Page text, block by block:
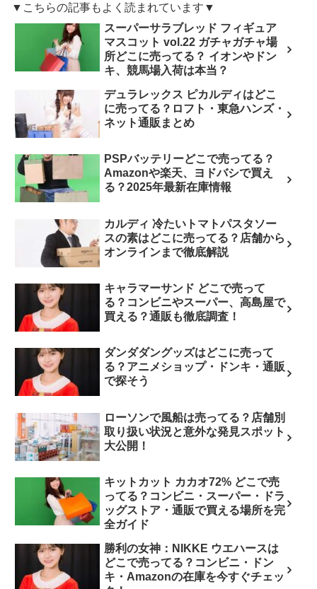
▼こちらの記事もよく読まれています▼
スーパーサラブレッド フィギュア
マスコット vol.22 ガチャガチャ場
所どこに売ってる？ イオンやドン
キ、競馬場入荷は本当？
デュラレックス ピカルディはどこ
に売ってる？ロフト・東急ハンズ・
ネット通販まとめ
PSPバッテリーどこで売ってる？
Amazonや楽天、ヨドバシで買え
る？2025年最新在庫情報
カルディ 冷たいトマトパスタソー
スの素はどこに売ってる？店舗から
オンラインまで徹底解説
キャラマーサンド どこで売って
る？コンビニやスーパー、高島屋で
買える？通販も徹底調査！
ダンダダングッズはどこに売って
る？アニメショップ・ドンキ・通販
で探そう
ローソンで風船は売ってる？店舗別
取り扱い状況と意外な発見スポット
大公開！
キットカット カカオ72% どこで売
ってる？コンビニ・スーパー・ドラ
ッグストア・通販で買える場所を完
全ガイド
勝利の女神：NIKKE ウエハースは
どこで売ってる？コンビニ・ドン
キ・Amazonの在庫を今すぐチェッ